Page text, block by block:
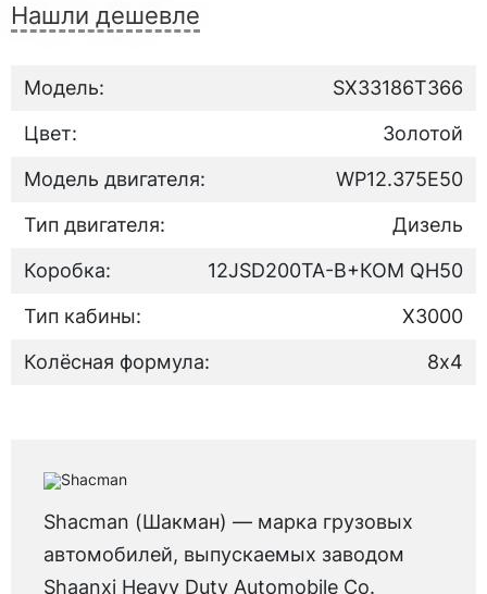
Нашли дешевле
Модель:
SX33186T366
Цвет:
Золотой
Модель двигателя:
WP12.375E50
Тип двигателя:
Дизель
Коробка:
12JSD200TA-B+КОМ QH50
Тип кабины:
X3000
Колёсная формула:
8х4
Shacman (Шакман) — марка грузовых
автомобилей, выпускаемых заводом
Shaanxi Heavy Duty Automobile Co.